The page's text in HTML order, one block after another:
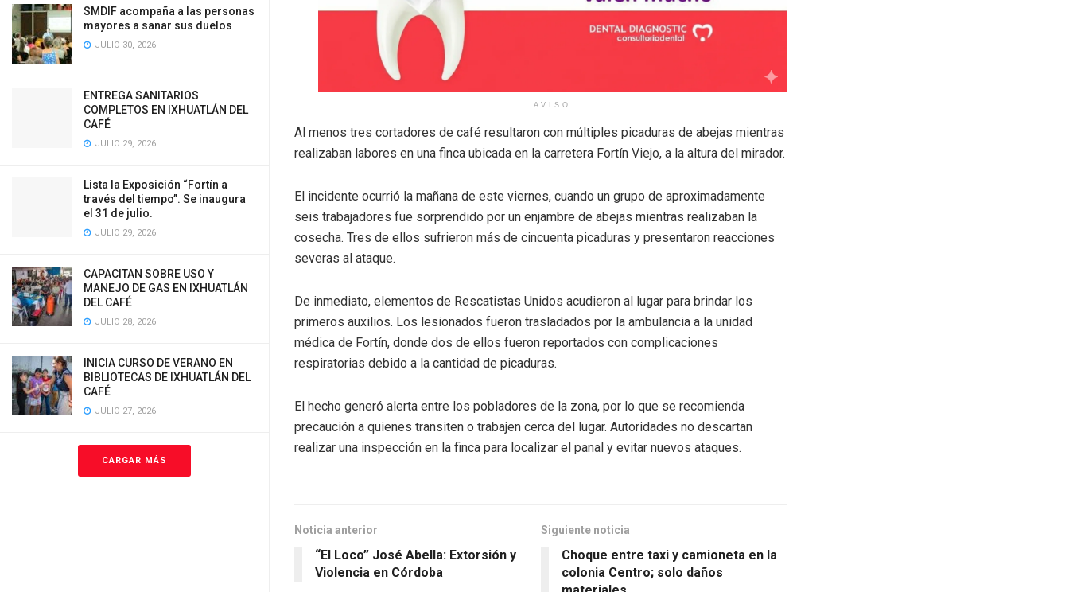
SMDIF acompaña a las personas
mayores a sanar sus duelos
JULIO 30, 2026
ENTREGA SANITARIOS
COMPLETOS EN IXHUATLÁN DEL
CAFÉ
JULIO 29, 2026
Lista la Exposición “Fortín a
través del tiempo”. Se inaugura
el 31 de julio.
JULIO 29, 2026
CAPACITAN SOBRE USO Y
MANEJO DE GAS EN IXHUATLÁN
DEL CAFÉ
JULIO 28, 2026
INICIA CURSO DE VERANO EN
BIBLIOTECAS DE IXHUATLÁN DEL
CAFÉ
JULIO 27, 2026
CARGAR MÁS
AVISO
Al menos tres cortadores de café resultaron con múltiples picaduras de abejas mientras
realizaban labores en una finca ubicada en la carretera Fortín Viejo, a la altura del mirador.
El incidente ocurrió la mañana de este viernes, cuando un grupo de aproximadamente
seis trabajadores fue sorprendido por un enjambre de abejas mientras realizaban la
cosecha. Tres de ellos sufrieron más de cincuenta picaduras y presentaron reacciones
severas al ataque.
De inmediato, elementos de Rescatistas Unidos acudieron al lugar para brindar los
primeros auxilios. Los lesionados fueron trasladados por la ambulancia a la unidad
médica de Fortín, donde dos de ellos fueron reportados con complicaciones
respiratorias debido a la cantidad de picaduras.
El hecho generó alerta entre los pobladores de la zona, por lo que se recomienda
precaución a quienes transiten o trabajen cerca del lugar. Autoridades no descartan
realizar una inspección en la finca para localizar el panal y evitar nuevos ataques.
Noticia anterior
“El Loco” José Abella: Extorsión y
Violencia en Córdoba
Siguiente noticia
Choque entre taxi y camioneta en la
colonia Centro; solo daños